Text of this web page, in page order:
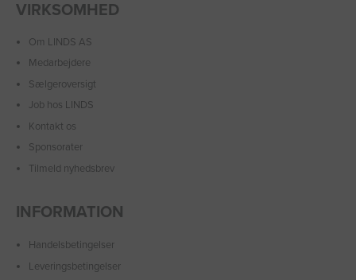
VIRKSOMHED
Om LINDS AS
Medarbejdere
Sælgeroversigt
Job hos LINDS
Kontakt os
Sponsorater
Tilmeld nyhedsbrev
INFORMATION
Handelsbetingelser
Leveringsbetingelser